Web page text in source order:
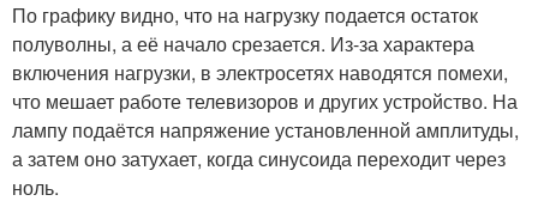
По графику видно, что на нагрузку подается остаток
полуволны, а её начало срезается. Из-за характера
включения нагрузки, в электросетях наводятся помехи,
что мешает работе телевизоров и других устройство. На
лампу подаётся напряжение установленной амплитуды,
а затем оно затухает, когда синусоида переходит через
ноль.